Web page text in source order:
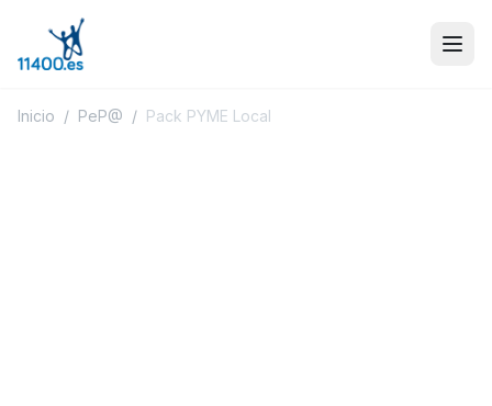
Inicio / PeP@ / Pack PYME Local